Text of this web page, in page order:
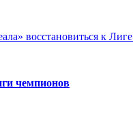
восстановиться к
чемпионов